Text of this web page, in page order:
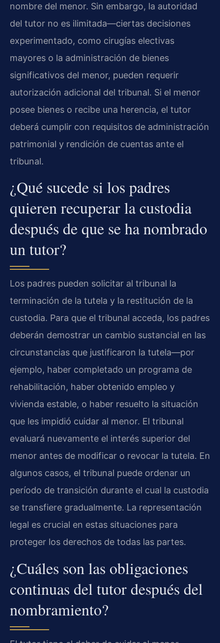
nombre del menor. Sin embargo, la autoridad
del tutor no es ilimitada—ciertas decisiones
experimentado, como cirugías electivas
mayores o la administración de bienes
significativos del menor, pueden requerir
autorización adicional del tribunal. Si el menor
posee bienes o recibe una herencia, el tutor
deberá cumplir con requisitos de administración
patrimonial y rendición de cuentas ante el
tribunal.
¿Qué sucede si los padres
quieren recuperar la custodia
después de que se ha nombrado
un tutor?
Los padres pueden solicitar al tribunal la
terminación de la tutela y la restitución de la
custodia. Para que el tribunal acceda, los padres
deberán demostrar un cambio sustancial en las
circunstancias que justificaron la tutela—por
ejemplo, haber completado un programa de
rehabilitación, haber obtenido empleo y
vivienda estable, o haber resuelto la situación
que les impidió cuidar al menor. El tribunal
evaluará nuevamente el interés superior del
menor antes de modificar o revocar la tutela. En
algunos casos, el tribunal puede ordenar un
período de transición durante el cual la custodia
se transfiere gradualmente. La representación
legal es crucial en estas situaciones para
proteger los derechos de todas las partes.
¿Cuáles son las obligaciones
continuas del tutor después del
nombramiento?